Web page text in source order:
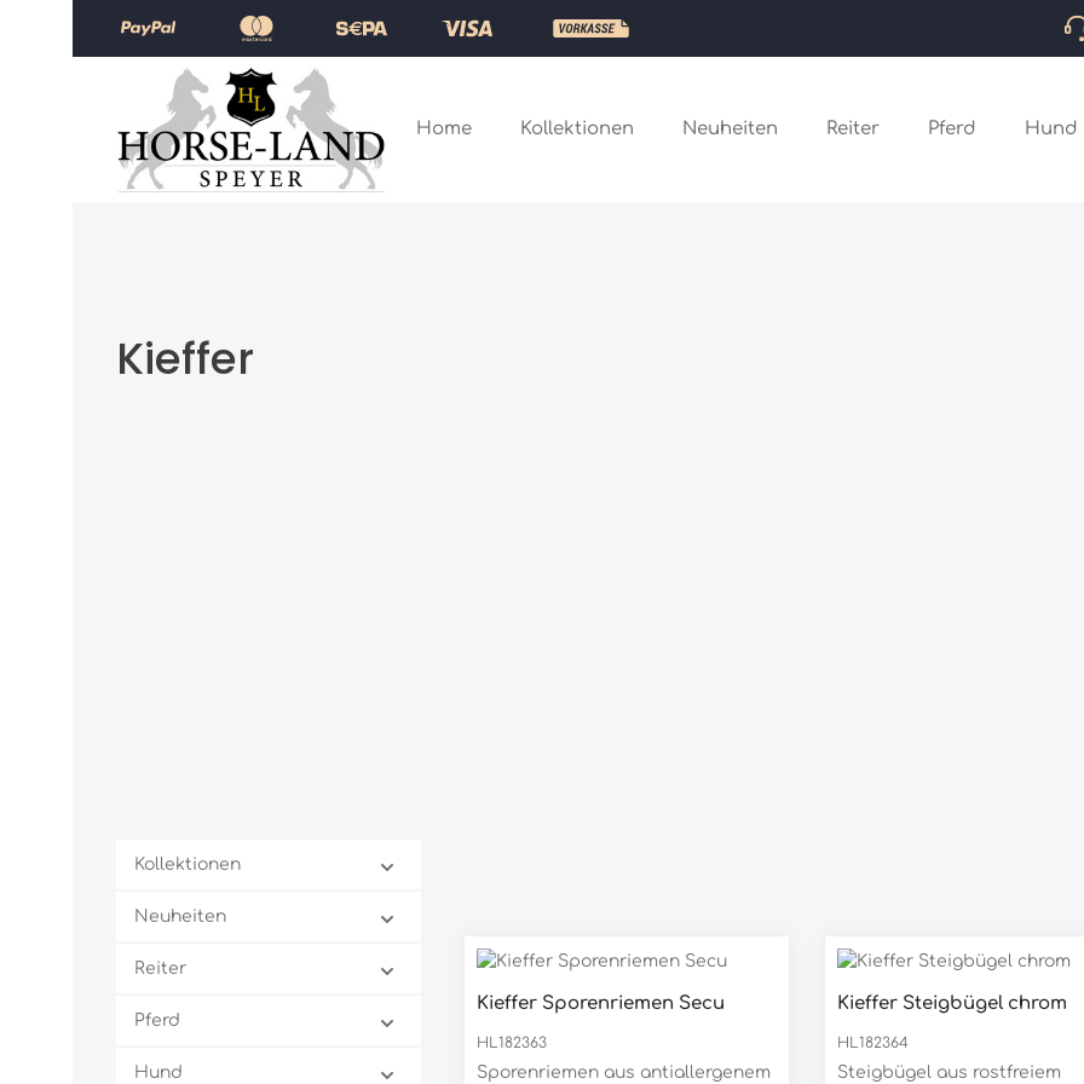
Zum Hauptinhalt springen
Zur Hauptnavigation springen
Home Kollektionen Neuheiten Reiter Pferd Hund
Kieffer
Kollektionen
Neuheiten
Reiter
Pferd
Hund
Kieffer Sporenriemen Secu
HL182363
Sporenriemen aus antiallergenem
Kieffer Steigbügel chrom
HL182364
Steigbügel aus rostfreiem